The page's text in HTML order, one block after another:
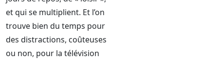
et qui se multiplient. Et l’on
trouve bien du temps pour
des distractions, coûteuses
ou non, pour la télévision